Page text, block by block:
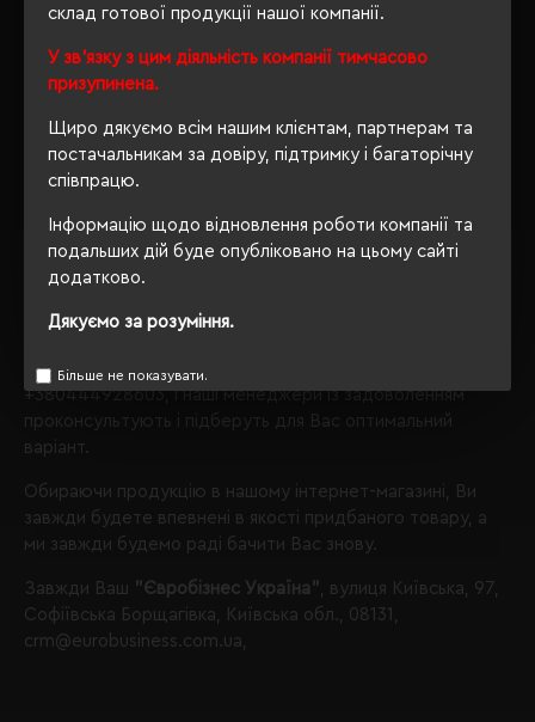
склад готової продукції нашої компанії.
У зв'язку з цим діяльність компанії тимчасово
призупинена.
Щиро дякуємо всім нашим клієнтам, партнерам та
постачальникам за довіру, підтримку і багаторічну
співпрацю.
Інформацію щодо відновлення роботи компанії та
подальших дій буде опубліковано на цьому сайті
додатково.
Дякуємо за розуміння.
Більше не показувати.
Де купити Пледи колір помаранчевий; оптом?
Якщо Ви задавали собі таке питання, то Ви правильно
вибралиЄвробізнес Україна
На даний момент у нас є, що Вам запропонувати в
категорії Пледи.
Пледи
колір помаранчевий;
кількість даного товарузалишилося 6
Також Ви можете зателефонувати нам по телефону
+380444928603, і наші менеджери із задоволенням
проконсультують і підберуть для Вас оптимальний
варіант.
Обираючи продукцію в нашому інтернет-магазині, Ви
завжди будете впевнені в якості придбаного товару, а
ми завжди будемо раді бачити Вас знову.
Завжди Ваш "Євробізнес Україна"
, вулиця Київська, 97,
Софіївська Борщагівка, Київська обл., 08131,
crm@eurobusiness.com.ua,